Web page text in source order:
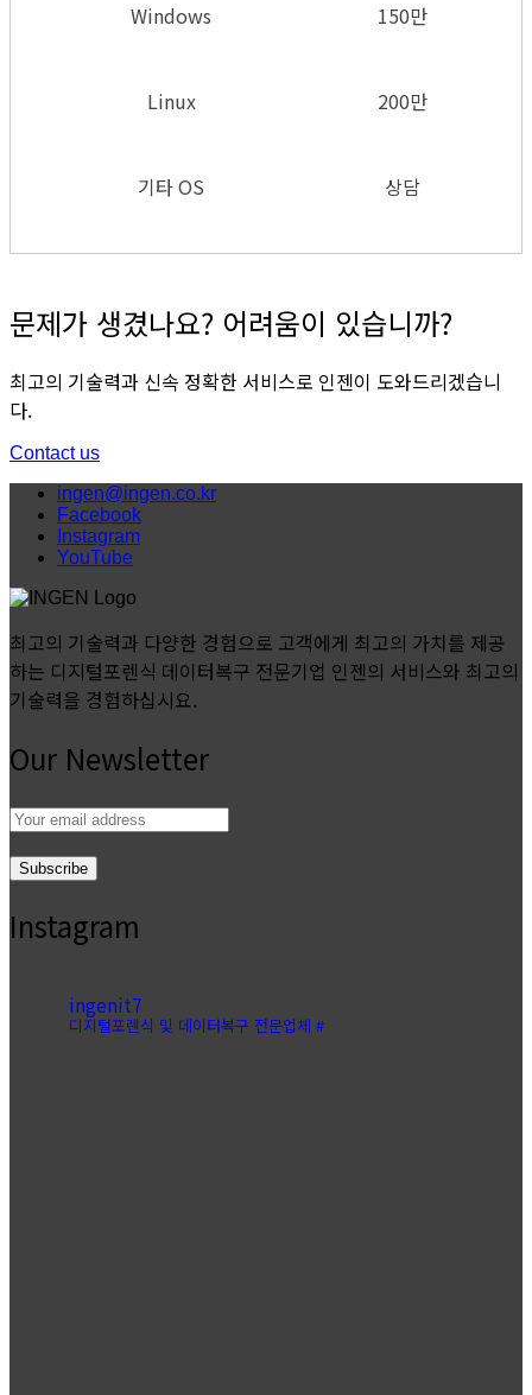
Windows 150만
Linux 200만
기타 OS 상담
문제가 생겼나요? 어려움이 있습니까?
최고의 기술력과 신속 정확한 서비스로 인젠이 도와드리겠습니
다.
Contact us
ingen@ingen.co.kr
Facebook
Instagram
YouTube
최고의 기술력과 다양한 경험으로 고객에게 최고의 가치를 제공
하는 디지털포렌식 데이터복구 전문기업 인젠의 서비스와 최고의
기술력을 경험하십시요.
Our Newsletter
Email
address:
Instagram
ingenit7
디지털포렌식 및 데이터복구 전문업체 #